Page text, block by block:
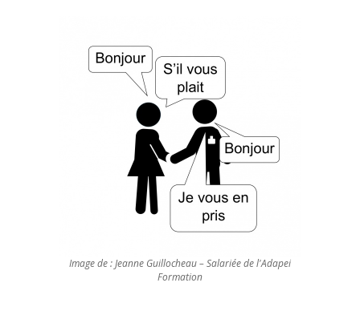
Image de : Jeanne Guillocheau – Salariée de l'Adapei
Formation